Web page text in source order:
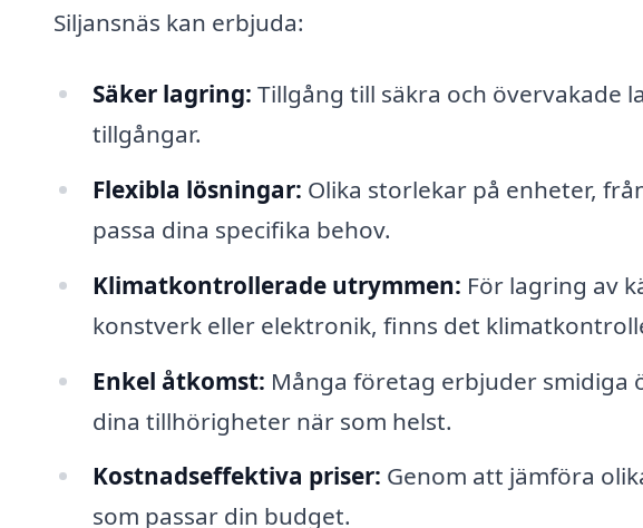
Siljansnäs kan erbjuda:
Säker lagring: Tillgång till säkra och övervakade
tillgångar.
Flexibla lösningar: Olika storlekar på enheter,
passa dina specifika behov.
Klimatkontrollerade utrymmen: För lagring av
konstverk eller elektronik, finns det
Enkel åtkomst: Många företag erbjuder smidiga
dina tillhörigheter när som helst.
Kostnadseffektiva priser: Genom att jämföra
som passar din budget.